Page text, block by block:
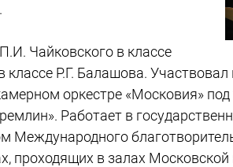
.
Чайковского в классе
Р.Г. Балашова.
оркестре «Московия»
Работает в
Международного
проходящих в залах Московской